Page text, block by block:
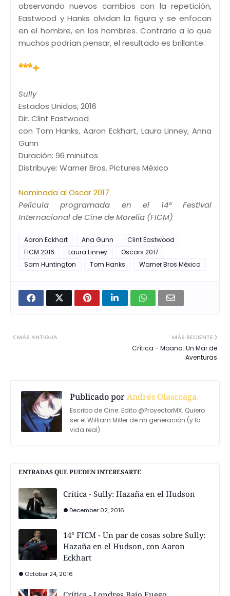
observando nuevos cambios con la repetición,
Eastwood y Hanks olvidan la figura y se enfocan
en el hombre, en los hombres. Contrario a lo que
muchos podrían pensar, el resultado es brillante.
***+
Sully
Estados Unidos, 2016
Dir. Clint Eastwood
con Tom Hanks, Aaron Eckhart, Laura Linney, Anna
Gunn
Duración: 96 minutos
Distribuye: Warner Bros. Pictures México
Nominada al Oscar 2017
Película programada en el 14° Festival
Internacional de Cine de Morelia (FICM)
Aaron Eckhart Ana Gunn
Clint Eastwood
FICM 2016
Laura Linney
Oscars 2017
Sam Huntington
Tom Hanks Warner Bros México
MÁS RECIENTE
Crítica - Moana: Un Mar de
Aventuras
MÁS ANTIGUA
Publicado porAndrés Olascoaga
Escribo de Cine. Edito @ProyectorMX. Quiero
ser el William Miller de mi generación (y la
vida real).
ENTRADAS QUE PUEDEN INTERESARTE
Crítica - Sully: Hazaña en el Hudson
December 02, 2016
14° FICM - Un par de cosas sobre Sully:
Hazaña en el Hudson, con Aaron
Eckhart
October 24, 2016